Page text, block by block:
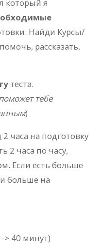
который я
Найди Курсы/
рассказать,
теста.
тебе
)
2 часа на подготовку
2 часа по часу,
Если есть больше
больше на
> 40 минут)